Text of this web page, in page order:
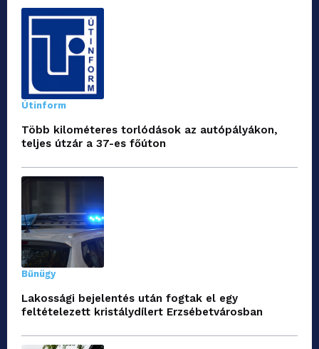
Útinform
Több kilométeres torlódások az autópályákon,
teljes útzár a 37-es főúton
Bűnügy
Lakossági bejelentés után fogtak el egy
feltételezett kristálydílert Erzsébetvárosban